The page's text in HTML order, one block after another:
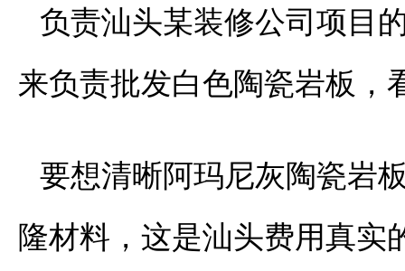
负责汕头某装修公司项目
来负责批发白色陶瓷岩板，
要想清晰阿玛尼灰陶瓷岩
隆材料，这是汕头费用真实